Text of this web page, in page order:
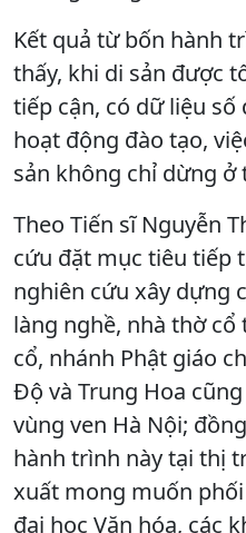
Kết quả từ bốn hành
thấy, khi di sản được
tiếp cận, có dữ liệu số
hoạt động đào tạo,
sản không chỉ dừng ở
Theo Tiến sĩ Nguyễn
cứu đặt mục tiêu tiếp
nghiên cứu xây dựng
làng nghề, nhà thờ
cổ, nhánh Phật giáo
Độ và Trung Hoa
vùng ven Hà Nội;
hành trình này tại thị
xuất mong muốn
đại học Văn hóa, các